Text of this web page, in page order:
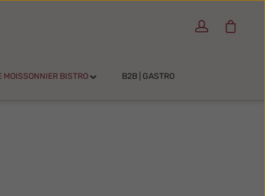
MOISSONNIER BISTRO B2B | GASTRO